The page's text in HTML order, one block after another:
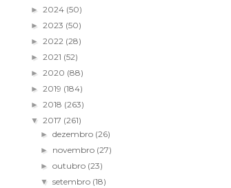
► 2024 (50)
► 2023 (50)
► 2022 (28)
► 2021 (52)
► 2020 (88)
► 2019 (184)
► 2018 (263)
▼ 2017 (261)
►dezembro (26)
► novembro (27)
►outubro (23)
▼setembro (18)